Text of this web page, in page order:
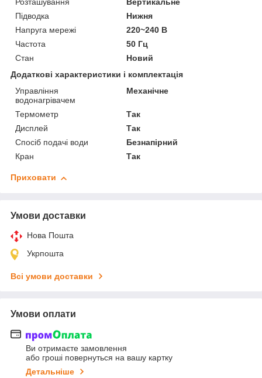
Розташування
Вертикальне
Підводка
Нижня
Напруга мережі
220~240 В
Частота
50 Гц
Стан
Новий
Додаткові характеристики і комплектація
Управління
водонагрівачем
Механічне
Термометр
Так
Дисплей
Так
Спосіб подачі води
Безнапірний
Кран
Так
Приховати
Умови доставки
Нова Пошта
Укрпошта
Всі умови доставки
Умови оплати
Ви отримаєте замовлення
або гроші повернуться на вашу картку
Детальніше